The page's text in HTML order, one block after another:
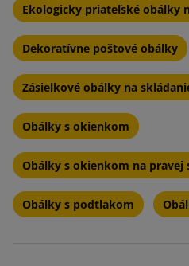
Ekologicky priateľské obálky
Dekoratívne poštové obálky
Zásielkové obálky na
Obálky s okienkom
Obálky s okienkom na pravej
Obálky s podtlakom